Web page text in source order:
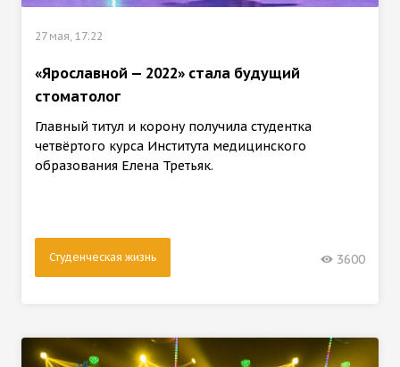
27 мая, 17:22
«Ярославной — 2022» стала будущий
стоматолог
Главный титул и корону получила студентка
четвёртого курса Института медицинского
образования Елена Третьяк.
Студенческая жизнь 3600